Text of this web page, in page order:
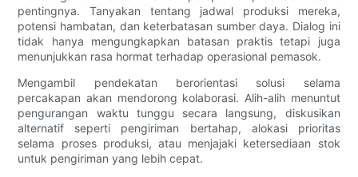
pentingnya. Tanyakan tentang jadwal produksi mereka,
potensi hambatan, dan keterbatasan sumber daya. Dialog ini
tidak hanya mengungkapkan batasan praktis tetapi juga
menunjukkan rasa hormat terhadap operasional pemasok.
Mengambil pendekatan berorientasi solusi selama
percakapan akan mendorong kolaborasi. Alih-alih menuntut
pengurangan waktu tunggu secara langsung, diskusikan
alternatif seperti pengiriman bertahap, alokasi prioritas
selama proses produksi, atau menjajaki ketersediaan stok
untuk pengiriman yang lebih cepat.